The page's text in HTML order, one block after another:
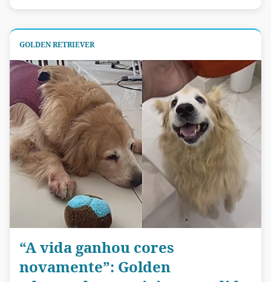
GOLDEN RETRIEVER
“A vida ganhou cores
novamente”: Golden